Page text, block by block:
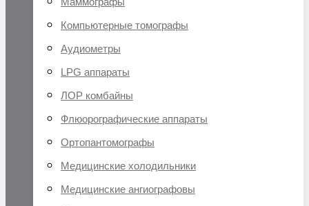
Компьютерные томографы
Аудиометры
LPG аппараты
ЛОР комбайны
Флюорографические аппараты
Ортопантомографы
Медицинские холодильники
Медицинские ангиографовы